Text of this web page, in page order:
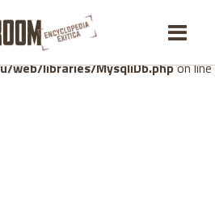
Number of variables
in prepared statement in
web/libraries/MysqliDb.phpon line